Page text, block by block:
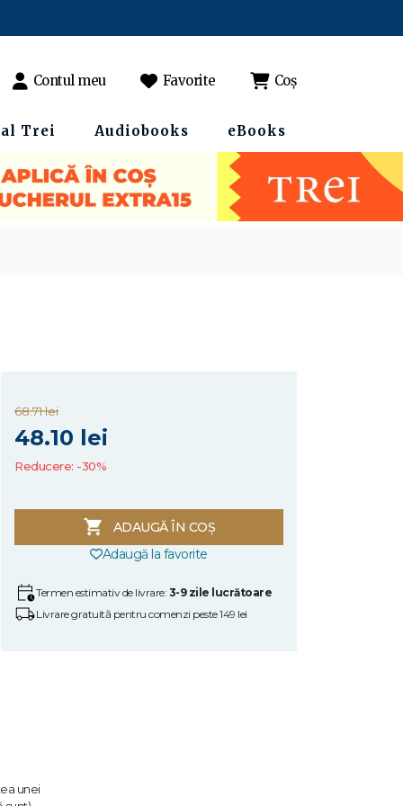
Contul meu Favorite Coș
Trei Audiobooks eBooks
68.71 lei
48.10 lei
Reducere: -30%
ADAUGĂ ÎN COȘ
Adaugă la favorite
Termen estimativ de livrare: 3-9 zile lucrătoare
Livrare gratuită pentru comenzi peste 149 lei
unei